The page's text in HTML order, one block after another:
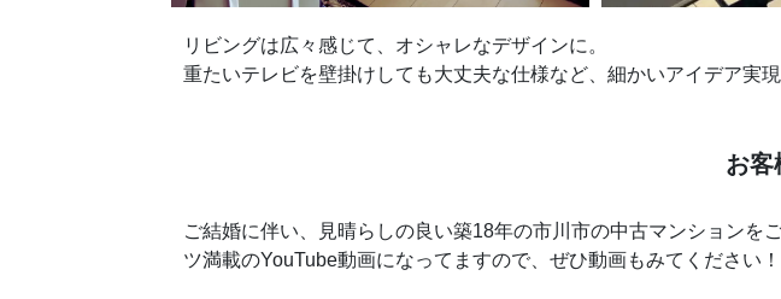
リビングは広々感じて、オシャレなデザインに。
重たいテレビを壁掛けしても大丈夫な仕様など、細かいアイデア実現
お客
ご結婚に伴い、見晴らしの良い築18年の市川市の中古マンションを
ツ満載のYouTube動画になってますので、ぜひ動画もみてください！